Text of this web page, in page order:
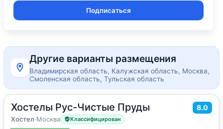
Подписаться
Другие варианты размещения
Владимирская область, Калужская область, Москва,
Смоленская область, Тульская область
Хостелы Рус-Чистые Пруды 8.0
Хостел·Москва Классифицирован
16м2·1 гость
Кровать в общем номере